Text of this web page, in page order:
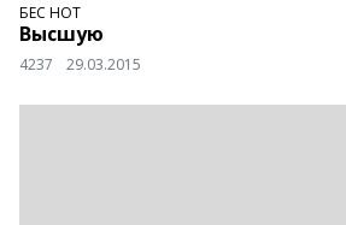
БЕС НОТ
Высшую
4237 29.03.2015